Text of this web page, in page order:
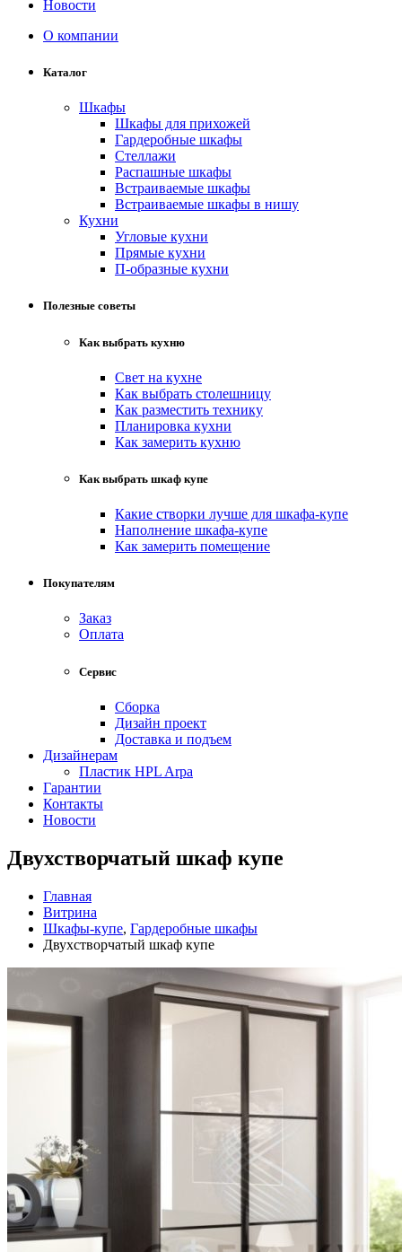
Новости
О компании
Каталог
Шкафы
Шкафы для прихожей
Гардеробные шкафы
Стеллажи
Распашные шкафы
Встраиваемые шкафы
Встраиваемые шкафы в нишу
Кухни
Угловые кухни
Прямые кухни
П-образные кухни
Полезные советы
Как выбрать кухню
Свет на кухне
Как выбрать столешницу
Как разместить технику
Планировка кухни
Как замерить кухню
Как выбрать шкаф купе
Какие створки лучше для шкафа-купе
Наполнение шкафа-купе
Как замерить помещение
Покупателям
Заказ
Оплата
Сервис
Сборка
Дизайн проект
Доставка и подъем
Дизайнерам
Пластик HPL Arpa
Гарантии
Контакты
Новости
Двухстворчатый шкаф купе
Главная
Витрина
Шкафы-купе, Гардеробные шкафы
Двухстворчатый шкаф купе